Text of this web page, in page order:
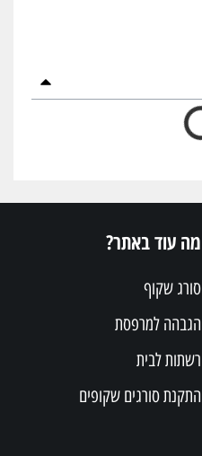
מה עוד באתר?
סורג שקוף
הגבהה למרפסת
רשתות לבית
התקנת סורגים שקופים